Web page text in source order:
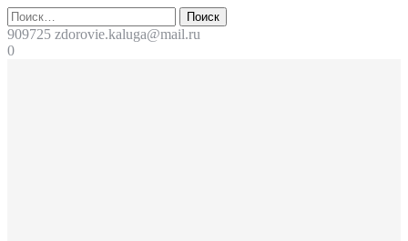
Перейти
к
содержимому
Поиск
909725 zdorovie.kaluga@mail.ru
0